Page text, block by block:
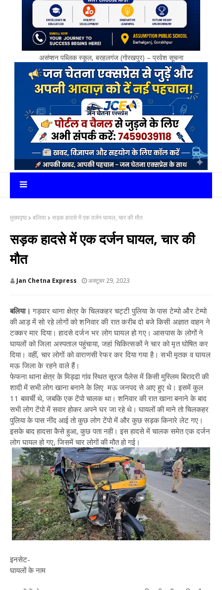
असंप्शन पब्लिक स्कूल, बरहलगंज (गोरखपुर) – प्रवेश सूचना
मुख्यपृष्ठ बलिया सड़क हादसे में एक दर्जन घायल, चार की मौत
सड़क हादसे में एक दर्जन घायल, चार की
मौत
Jan Chetna Express अक्टूबर 29, 2023
बलिया।गड़वार थाना क्षेत्र के चिलकहर चट्टी पुलिया के पास टेम्पो और टेम्पो
की आड़ में सो रहे लोगों को शनिवार की रात करीब दो बजे किसी अज्ञात वाहन ने
टक्कर मार दिया। हादसे दर्जन भर लोग घायल हो गए। आसपास के लोगों ने
घायलों को जिला अस्पताल पहुंचाया, जहां चिकित्सकों ने चार को मृत घोषित कर
दिया। वहीं, चार लोगों को वाराणसी रेफर कर दिया गया है। सभी मृतक व घायल
मऊ जिला के रहने वाले हैं।
फेफना थाना क्षेत्र के मिड्ढा गांव स्थित सूरज पैलेस में किसी मुस्लिम बिरादरी की
शादी में सभी लोग खाना बनाने के लिए मऊ जनपद से आए हुए थे। इसमें कुल
11 बावर्ची थे, जबकि एक टेंपो चालक था। शनिवार की रात खाना बनाने के बाद
सभी लोग टेंपो में सवार होकर अपने घर जा रहे थे। घायलों की माने तो चिलकहर
पुलिया के पास नींद आई तो कुछ लोग टेंपो में और कुछ सड़क किनारे लेट गए।
इसके बाद हादसा कैसे हुआ, कुछ पता नही। इस हादसे में चालक समेत एक दर्जन
लोग घायल हो गए, जिसमें चार लोगों की मौत हो गई।
इनसेट-
घायलों के नाम